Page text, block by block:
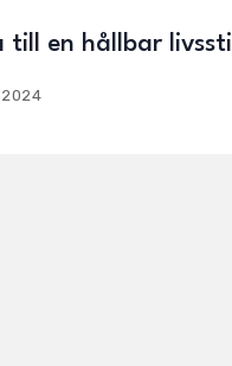
till en hållbar livsstil